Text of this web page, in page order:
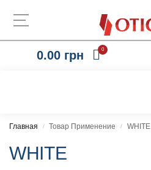
0.00 грн 0
Главная / Товар Применение / WHITE
WHITE